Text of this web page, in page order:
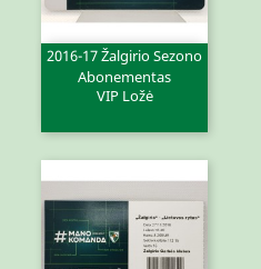
2016-17 Žalgirio Sezono
Abonementas
VIP Ložė